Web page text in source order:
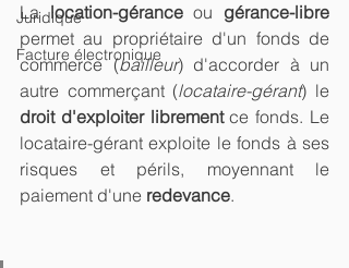
Juridique
Facture électronique
La location-gérance ou gérance-libre
permet au propriétaire d'un fonds de
commerce (bailleur) d'accorder à un
autre commerçant (locataire-gérant
droit d'exploiter librement ce fonds. Le
locataire-gérant exploite le fonds à ses
risques et périls, moyennant le
paiement d'une redevance.